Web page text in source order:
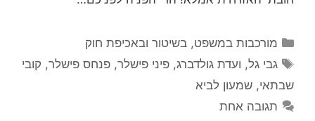
קטגוריות
מורכבות במשפט, בשיטור ובאכיפת חוק
תגיות
גבי גל, ועדת גולדברג,פיני פישלר,פנחס פישלר, קובי
שבתאי, שמעון לביא
תגובה אחת